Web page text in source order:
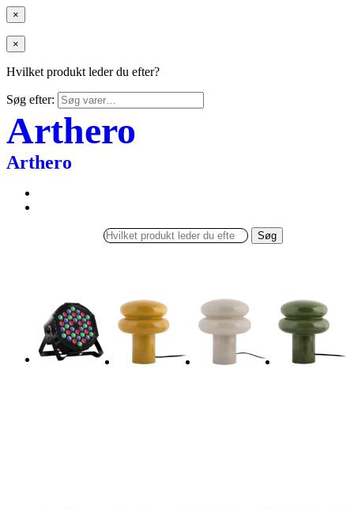
×
×
Hvilket produkt leder du efter?
Søg efter:
Arthero
Arthero
Søg